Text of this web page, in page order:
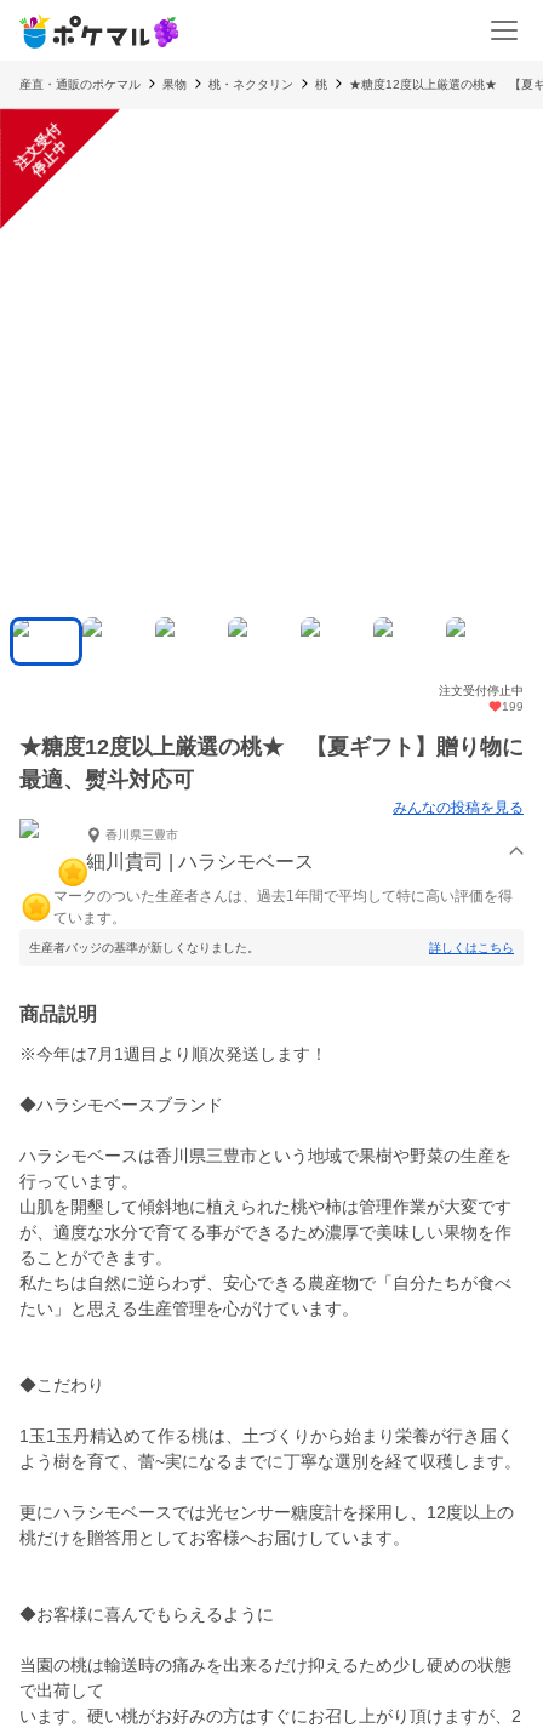
産直・通販のポケマル 果物 桃・ネクタリン 桃 ★糖度12度以上厳選の桃★ 【夏ギ
注
文
受
付
停
止
中
注文受付停止中
199
★糖度12度以上厳選の桃★ 【夏ギフト】贈り物に
最適、熨斗対応可
みんなの投稿を見る
香川県三豊市
細川貴司 | ハラシモベース
マークのついた生産者さんは、過去1年間で平均して特に高い評価を得
ています。
生産者バッジの基準が新しくなりました。 詳しくはこちら
商品説明
※今年は7月1週目より順次発送します！
◆ハラシモベースブランド
ハラシモベースは香川県三豊市という地域で果樹や野菜の生産を
行っています。
山肌を開墾して傾斜地に植えられた桃や柿は管理作業が大変です
が、適度な水分で育てる事ができるため濃厚で美味しい果物を作
ることができます。
私たちは自然に逆らわず、安心できる農産物で「自分たちが食べ
たい」と思える生産管理を心がけています。
◆こだわり
1玉1玉丹精込めて作る桃は、土づくりから始まり栄養が行き届く
よう樹を育て、蕾~実になるまでに丁寧な選別を経て収穫します。
更にハラシモベースでは光センサー糖度計を採用し、12度以上の
桃だけを贈答用としてお客様へお届けしています。
◆お客様に喜んでもらえるように
当園の桃は輸送時の痛みを出来るだけ抑えるため少し硬めの状態
で出荷して
います。硬い桃がお好みの方はすぐにお召し上がり頂けますが、2